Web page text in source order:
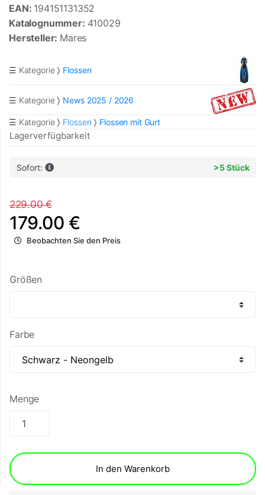
EAN: 194151131352
Katalognummer: 410029
Hersteller: Mares
☰ Kategorie Flossen
☰ Kategorie News 2025 / 2026
☰ Kategorie Flossen Flossen mit Gurt
Lagerverfügbarkeit
Sofort: >5 Stück
229.00 €
179.00 €
Beobachten Sie den Preis
Größen
Farbe
Menge
In den Warenkorb